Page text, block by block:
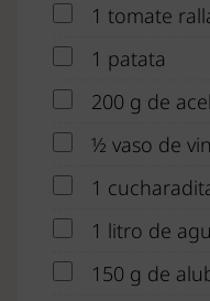
1 tomate
1 patata
200 g de
½ vaso de
1
1 litro de
150 g de